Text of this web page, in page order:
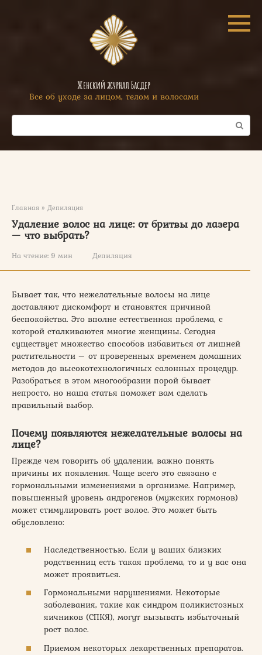
Женский журнал Басдер
Все об уходе за лицом, телом и волосами
Поиск:
Главная » Депиляция
Удаление волос на лице: от бритвы до лазера
— что выбрать?
На чтение: 9 мин Депиляция
Бывает так, что нежелательные волосы на лице
доставляют дискомфорт и становятся причиной
беспокойства. Это вполне естественная проблема, с
которой сталкиваются многие женщины. Сегодня
существует множество способов избавиться от лишней
растительности – от проверенных временем домашних
методов до высокотехнологичных салонных процедур.
Разобраться в этом многообразии порой бывает
непросто, но наша статья поможет вам сделать
правильный выбор.
Почему появляются нежелательные волосы на
лице?
Прежде чем говорить об удалении, важно понять
причины их появления. Чаще всего это связано с
гормональными изменениями в организме. Например,
повышенный уровень андрогенов (мужских гормонов)
может стимулировать рост волос. Это может быть
обусловлено:
Наследственностью. Если у ваших близких
родственниц есть такая проблема, то и у вас она
может проявиться.
Гормональными нарушениями. Некоторые
заболевания, такие как синдром поликистозных
яичников (СПКЯ), могут вызывать избыточный
рост волос.
Приемом некоторых лекарственных препаратов.